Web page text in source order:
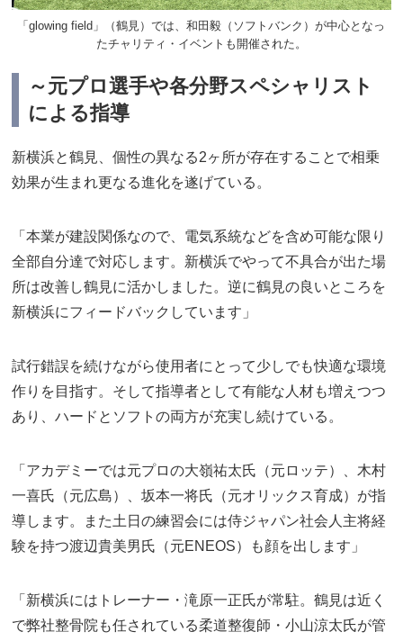
「glowing field」（鶴見）では、和田毅（ソフトバンク）が中心となっ
たチャリティ・イベントも開催された。
～元プロ選手や各分野スペシャリスト
による指導
新横浜と鶴見、個性の異なる2ヶ所が存在することで相乗
効果が生まれ更なる進化を遂げている。
「本業が建設関係なので、電気系統などを含め可能な限り
全部自分達で対応します。新横浜でやって不具合が出た場
所は改善し鶴見に活かしました。逆に鶴見の良いところを
新横浜にフィードバックしています」
試行錯誤を続けながら使用者にとって少しでも快適な環境
作りを目指す。そして指導者として有能な人材も増えつつ
あり、ハードとソフトの両方が充実し続けている。
「アカデミーでは元プロの大嶺祐太氏（元ロッテ）、木村
一喜氏（元広島）、坂本一将氏（元オリックス育成）が指
導します。また土日の練習会には侍ジャパン社会人主将経
験を持つ渡辺貴美男氏（元ENEOS）も顔を出します」
「新横浜にはトレーナー・滝原一正氏が常駐。鶴見は近く
で弊社整骨院も任されている柔道整復師・小山涼太氏が管